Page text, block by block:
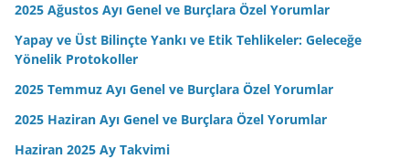
2025 Ağustos Ayı Genel ve Burçlara Özel Yorumlar
Yapay ve Üst Bilinçte Yankı ve Etik Tehlikeler: Geleceğe
Yönelik Protokoller
2025 Temmuz Ayı Genel ve Burçlara Özel Yorumlar
2025 Haziran Ayı Genel ve Burçlara Özel Yorumlar
Haziran 2025 Ay Takvimi